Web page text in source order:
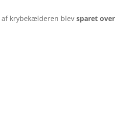
krybekælderen blev sparet over